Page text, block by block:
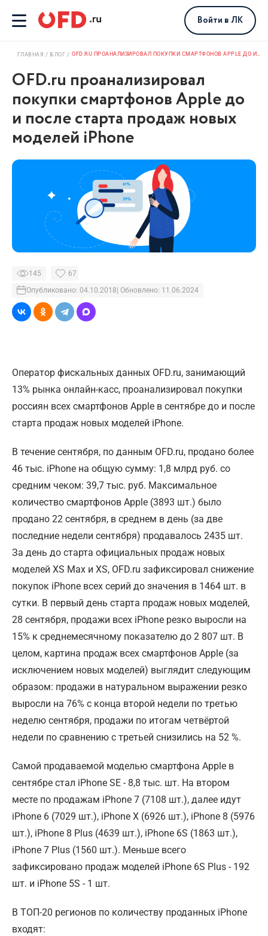
Войти в ЛК
ГЛАВНАЯ БЛОГ OFD.RU ПРОАНАЛИЗИРОВАЛ ПОКУПКИ СМАРТФОНОВ APPLE ДО И ПОСЛЕ СТАРТА ПРОДАЖ НОВЫХ МОДЕЛЕЙ IPHONE
OFD.ru проанализировал
покупки смартфонов Apple до
и после старта продаж новых
моделей iPhone
145
Опубликовано: 04.10.2018 | Обновлено: 11.06.2024
67
Оператор фискальных данных OFD.ru, занимающий
13% рынка онлайн-касс, проанализировал покупки
россиян всех смартфонов Apple в сентябре до и после
старта продаж новых моделей iPhone.
В течение сентября, по данным OFD.ru, продано более
46 тыс. iPhone на общую сумму: 1,8 млрд руб. со
средним чеком: 39,7 тыс. руб. Максимальное
количество смартфонов Apple (3893 шт.) было
продано 22 сентября, в среднем в день (за две
последние недели сентября) продавалось 2435 шт.
За день до старта официальных продаж новых
моделей XS Max и XS, OFD.ru зафиксировал снижение
покупок iPhone всех серий до значения в 1464 шт. в
сутки. В первый день старта продаж новых моделей,
28 сентября, продажи всех iPhone резко выросли на
15% к среднемесячному показателю до 2 807 шт. В
целом, картина продаж всех смартфонов Apple (за
исключением новых моделей) выглядит следующим
образом: продажи в натуральном выражении резко
выросли на 76% с конца второй недели по третью
неделю сентября, продажи по итогам четвёртой
недели по сравнению с третьей снизились на 52 %.
Самой продаваемой моделью смартфона Apple в
сентябре стал iPhone SE - 8,8 тыс. шт. На втором
месте по продажам iPhone 7 (7108 шт.), далее идут
iPhone 6 (7029 шт.), iPhone X (6926 шт.), iPhone 8 (5976
шт.), iPhone 8 Plus (4639 шт.), iPhone 6S (1863 шт.),
iPhone 7 Plus (1560 шт.). Меньше всего
зафиксировано продаж моделей iPhone 6S Plus - 192
шт. и iPhone 5S - 1 шт.
В ТОП-20 регионов по количеству проданных iPhone
входят: